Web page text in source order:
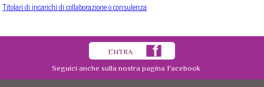
Titolari di incarichi di collaborazione o consulenza
ENTRA
Seguici anche sulla nostra pagina Facebook